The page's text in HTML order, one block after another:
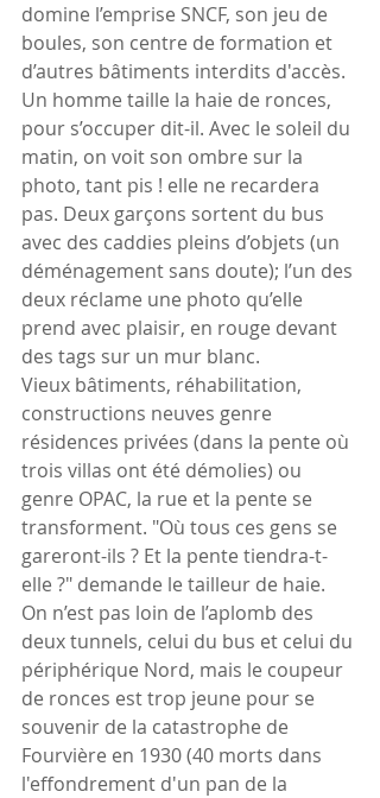
domine l’emprise SNCF, son jeu de
boules, son centre de formation et
d’autres bâtiments interdits d'accès.
Un homme taille la haie de ronces,
pour s’occuper dit-il. Avec le soleil du
matin, on voit son ombre sur la
photo, tant pis ! elle ne recardera
pas. Deux garçons sortent du bus
avec des caddies pleins d’objets (un
déménagement sans doute); l’un des
deux réclame une photo qu’elle
prend avec plaisir, en rouge devant
des tags sur un mur blanc.
Vieux bâtiments, réhabilitation,
constructions neuves genre
résidences privées (dans la pente où
trois villas ont été démolies) ou
genre OPAC, la rue et la pente se
transforment. "Où tous ces gens se
gareront-ils ? Et la pente tiendra-t-
elle ?" demande le tailleur de haie.
On n’est pas loin de l’aplomb des
deux tunnels, celui du bus et celui du
périphérique Nord, mais le coupeur
de ronces est trop jeune pour se
souvenir de la catastrophe de
Fourvière en 1930 (40 morts dans
l'effondrement d'un pan de la